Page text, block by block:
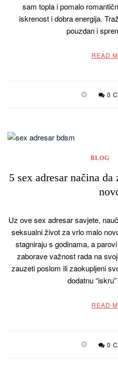
sam topla i pomalo
iskrenost i dobra energija.
pouzdan i
READ
0
BLOG
5 sex adresar načina
Uz ove sex adresar savjete,
seksualni život za vrlo malo
stagniraju s godinama, a
zaborave važnost rada na
zauzeti poslom ili zaokupljeni
dodatnu
READ
0